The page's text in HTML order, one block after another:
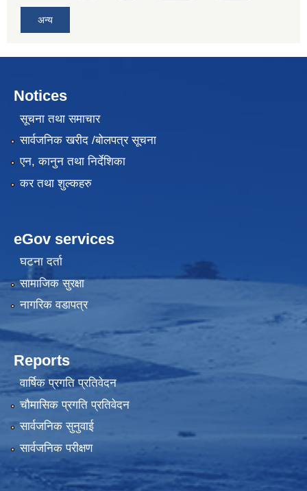
अन्य
Notices
सूचना तथा समाचार
सार्वजनिक खरीद /बोलपत्र सूचना
एन, कानुन तथा निर्देशिका
कर तथा शुल्कहरु
eGov services
घटना दर्ता
सामाजिक सुरक्षा
नागरिक वडापत्र
Reports
वार्षिक प्रगति प्रतिवेदन
चौमासिक प्रगति प्रतिवेदन
सार्वजनिक सुनुवाई
सार्वजनिक परीक्षण